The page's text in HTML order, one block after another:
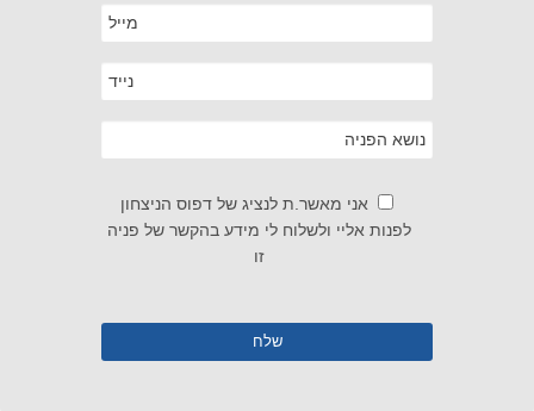
אני מאשר.ת לנציג של דפוס הניצחון
לפנות אליי ולשלוח לי מידע בהקשר של פניה
זו